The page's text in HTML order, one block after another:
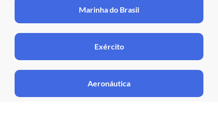
Marinha do Brasil
Exército
Aeronáutica